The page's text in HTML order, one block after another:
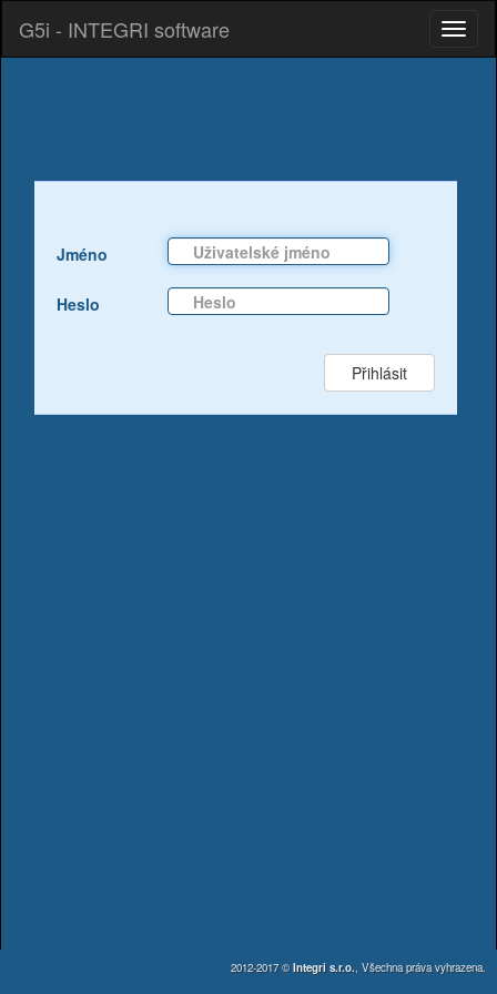
G5i - INTEGRI software
Jméno
Heslo
Přihlásit
2012-2017 ©Integri s.r.o., Všechna práva vyhrazena.